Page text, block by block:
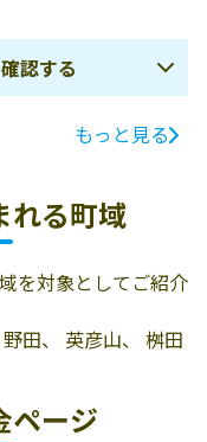
認する
電話番号
0947-82-1215
0947-82-0373
もっと見る
れる町域
を対象としてご紹介
田、 英彦山、 桝田
ページ